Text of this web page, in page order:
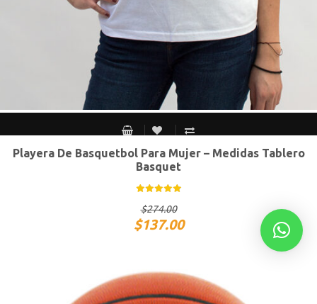
CH M G XG
Playera De Basquetbol Para Mujer – Medidas Tablero
Basquet
$274.00
$137.00